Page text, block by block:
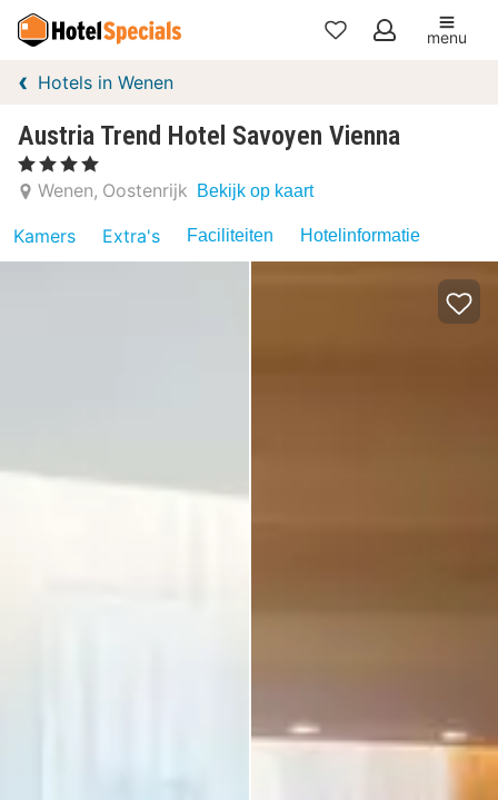
Mijn
menu
Hotels in Wenen
Austria Trend Hotel Savoyen Vienna
, 4 Sterren
Wenen Oostenrijk Bekijk op kaart
Kamers Extra's Faciliteiten Hotelinformatie